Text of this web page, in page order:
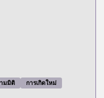
มมิติ การเกิดใหม่